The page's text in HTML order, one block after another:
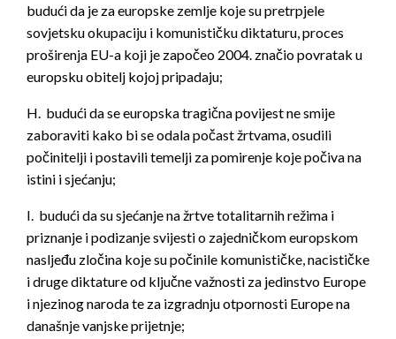
budući da je za europske zemlje koje su pretrpjele
sovjetsku okupaciju i komunističku diktaturu, proces
proširenja EU-a koji je započeo 2004. značio povratak u
europsku obitelj kojoj pripadaju;
H. budući da se europska tragična povijest ne smije
zaboraviti kako bi se odala počast žrtvama, osudili
počinitelji i postavili temelji za pomirenje koje počiva na
istini i sjećanju;
I. budući da su sjećanje na žrtve totalitarnih režima i
priznanje i podizanje svijesti o zajedničkom europskom
nasljeđu zločina koje su počinile komunističke, nacističke
i druge diktature od ključne važnosti za jedinstvo Europe
i njezinog naroda te za izgradnju otpornosti Europe na
današnje vanjske prijetnje;